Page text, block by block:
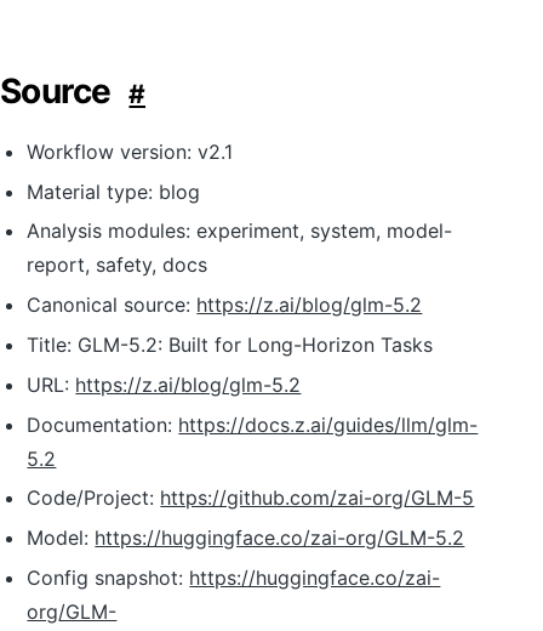
Source #
Workflow version: v2.1
Material type: blog
Analysis modules: experiment, system, model-
report, safety, docs
Canonical source: https://z.ai/blog/glm-5.2
Title: GLM-5.2: Built for Long-Horizon Tasks
URL: https://z.ai/blog/glm-5.2
Documentation: https://docs.z.ai/guides/llm/glm-
5.2
Code/Project: https://github.com/zai-org/GLM-5
Model: https://huggingface.co/zai-org/GLM-5.2
Config snapshot: https://huggingface.co/zai-
org/GLM-